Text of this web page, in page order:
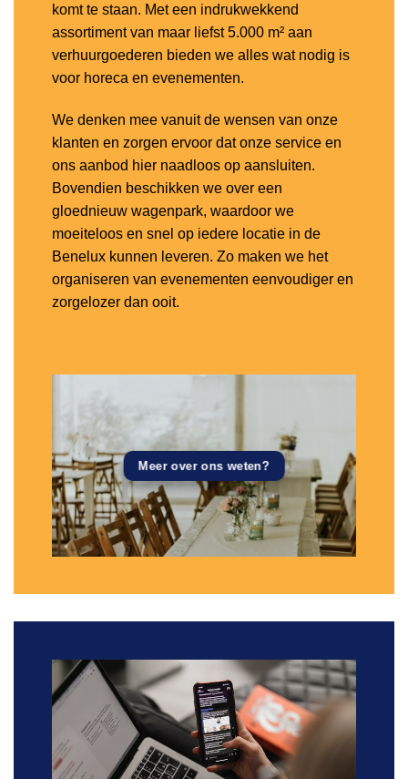
komt te staan. Met een indrukwekkend
assortiment van maar liefst 5.000 m² aan
verhuurgoederen bieden we alles wat nodig is
voor horeca en evenementen.
We denken mee vanuit de wensen van onze
klanten en zorgen ervoor dat onze service en
ons aanbod hier naadloos op aansluiten.
Bovendien beschikken we over een
gloednieuw wagenpark, waardoor we
moeiteloos en snel op iedere locatie in de
Benelux kunnen leveren. Zo maken we het
organiseren van evenementen eenvoudiger en
zorgelozer dan ooit.
Meer over ons weten?